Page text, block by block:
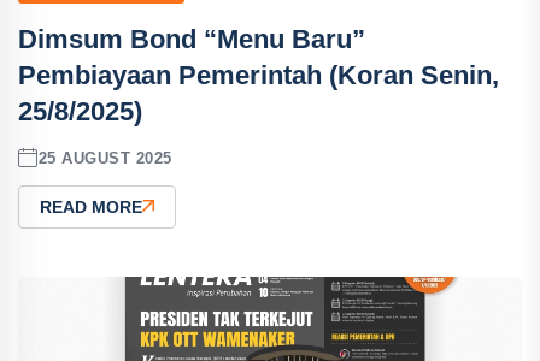
Dimsum Bond “Menu Baru”
Pembiayaan Pemerintah (Koran Senin,
25/8/2025)
25 AUGUST 2025
READ MORE